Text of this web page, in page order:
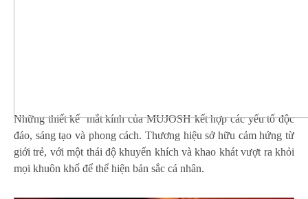
Những thiết kế mắt kính của MUJOSH kết hợp các yếu tố độc
đáo, sáng tạo và phong cách. Thương hiệu sở hữu cảm hứng từ
giới trẻ, với một thái độ khuyến khích và khao khát vượt ra khỏi
mọi khuôn khổ để thể hiện bản sắc cá nhân.